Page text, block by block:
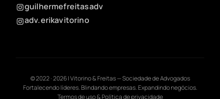
guilhermefreitasadv
adv.erikavitorino
© 2022 ·2026| Vitorino & Freitas — Sociedade de Advogados
Fortalecendo líderes. Blindando empresas. Expandindo negócios.
Termos de uso & Política de privacidade